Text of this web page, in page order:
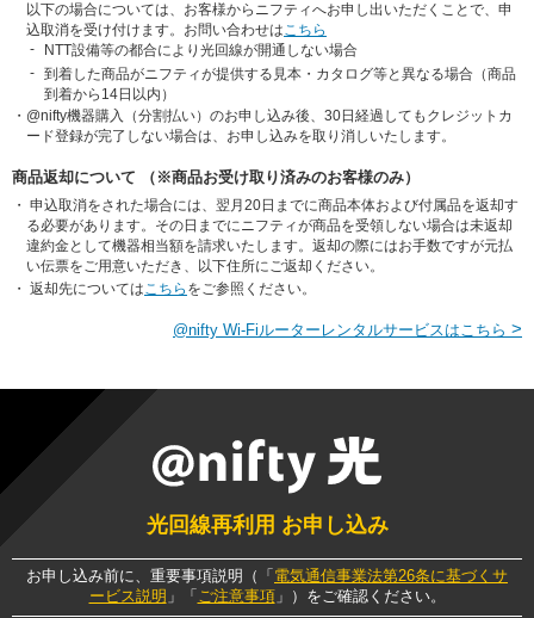
以下の場合については、お客様からニフティへお申し出いただくことで、申
込取消を受け付けます。お問い合わせはこちら
NTT設備等の都合により光回線が開通しない場合
到着した商品がニフティが提供する見本・カタログ等と異なる場合（商品
到着から14日以内）
・ @nifty機器購入（分割払い）のお申し込み後、30日経過してもクレジットカ
ード登録が完了しない場合は、お申し込みを取り消しいたします。
商品返却について （※商品お受け取り済みのお客様のみ）
・ 申込取消をされた場合には、翌月20日までに商品本体および付属品を返却す
る必要があります。その日までにニフティが商品を受領しない場合は未返却
違約金として機器相当額を請求いたします。返却の際にはお手数ですが元払
い伝票をご用意いただき、以下住所にご返却ください。
・ 返却先については こちら をご参照ください。
@nifty Wi-Fiルーターレンタルサービスはこちら >
光回線再利用 お申し込み
お申し込み前に、重要事項説明（「 電気通信事業法第26条に基づくサ
ービス説明 」「 ご注意事項」）をご確認ください。